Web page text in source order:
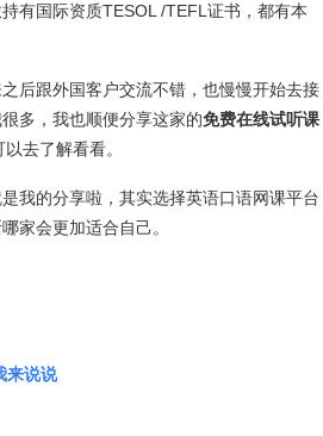
有国际资质TESOL /TEFL证书，都有本
后跟外国客户交流不错，也慢慢开始去接
多，我也顺便分享这家的免费在线试听课
去了解看看。
是我的分享啦，其实选择英语口语网课平台
家会更加适合自己。
来说说